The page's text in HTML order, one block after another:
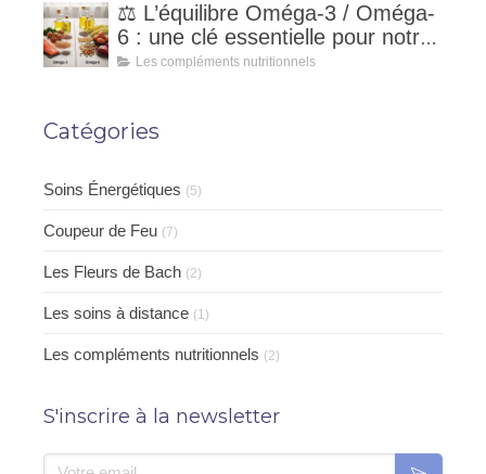
⚖️ L’équilibre Oméga-3 / Oméga-
6 : une clé essentielle pour notre
santé
Les compléments nutritionnels
Catégories
Soins Énergétiques (5)
Coupeur de Feu (7)
Les Fleurs de Bach (2)
Les soins à distance (1)
Les compléments nutritionnels (2)
S'inscrire à la newsletter
Votre email